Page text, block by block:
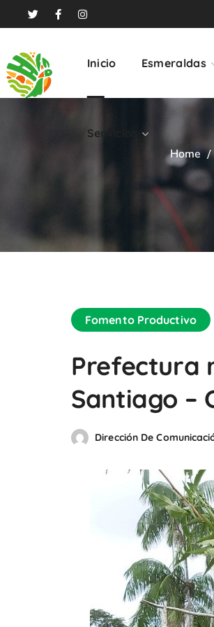
Inicio Esmeraldas
Servicios
Home
Fomento Productivo
Prefectura
Santiago –
Dirección De